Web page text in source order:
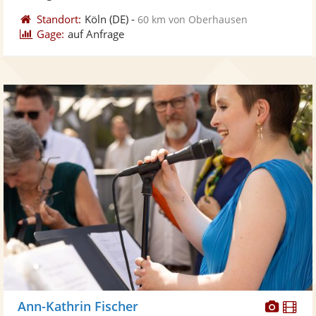
Standort: Köln (DE) -60 km von Oberhausen
Gage: auf Anfrage
Ann-Kathrin Fischer